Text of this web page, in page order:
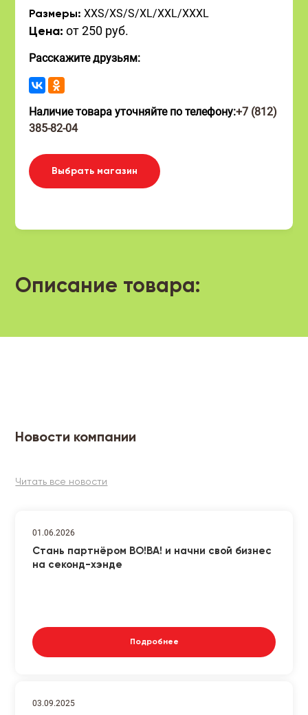
Размеры:XXS/XS/S/XL/XXL/XXXL
Цена: от 250 руб.
Расскажите друзьям:
Наличие товара уточняйте по телефону:+7 (812)
385-82-04
Выбрать магазин
Описание товара:
Новости компании
Читать все новости
01.06.2026
Стань партнёром ВО!ВА! и начни свой бизнес
на секонд-хэнде
Подробнее
03.09.2025